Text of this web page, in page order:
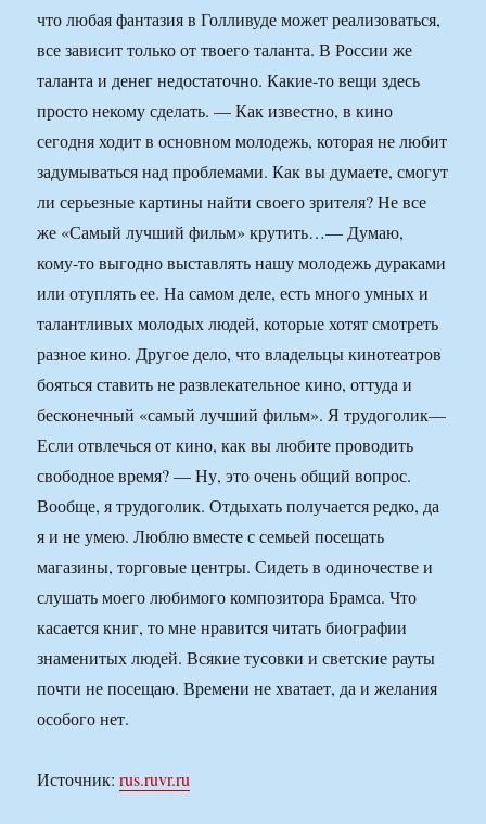
что любая фантазия в Голливуде может реализоваться,
все зависит только от твоего таланта. В России же
таланта и денег недостаточно. Какие-то вещи здесь
просто некому сделать. — Как известно, в кино
сегодня ходит в основном молодежь, которая не любит
задумываться над проблемами. Как вы думаете, смогут
ли серьезные картины найти своего зрителя? Не все
же «Самый лучший фильм» крутить…— Думаю,
кому-то выгодно выставлять нашу молодежь дураками
или отуплять ее. На самом деле, есть много умных и
талантливых молодых людей, которые хотят смотреть
разное кино. Другое дело, что владельцы кинотеатров
бояться ставить не развлекательное кино, оттуда и
бесконечный «самый лучший фильм». Я трудоголик—
Если отвлечься от кино, как вы любите проводить
свободное время? — Ну, это очень общий вопрос.
Вообще, я трудоголик. Отдыхать получается редко, да
я и не умею. Люблю вместе с семьей посещать
магазины, торговые центры. Сидеть в одиночестве и
слушать моего любимого композитора Брамса. Что
касается книг, то мне нравится читать биографии
знаменитых людей. Всякие тусовки и светские рауты
почти не посещаю. Времени не хватает, да и желания
особого нет.
Источник:rus.ruvr.ru